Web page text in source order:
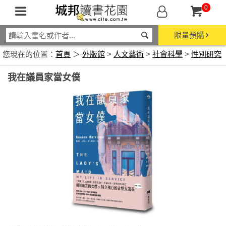
0
限量預購
您現在的位置： 首頁 ＞ 外版館 > 人文藝術 > 社會科學 > 性別研究
我在議員家當女僕